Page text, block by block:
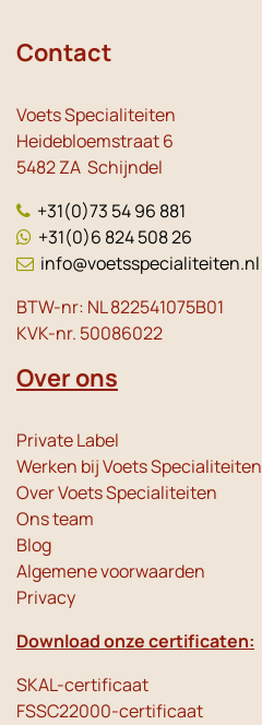
Contact
Voets Specialiteiten
Heidebloemstraat 6
5482 ZA Schijndel
+31(0)73 54 96 881
+31(0)6 824 508 26
info@voetsspecialiteiten.nl
BTW-nr: NL 822541075B01
KVK-nr. 50086022
Over ons
Private Label
Werken bij Voets Specialiteiten
Over Voets Specialiteiten
Ons team
Blog
Algemene voorwaarden
Privacy
Download onze certificaten:
SKAL-certificaat
FSSC22000-certificaat